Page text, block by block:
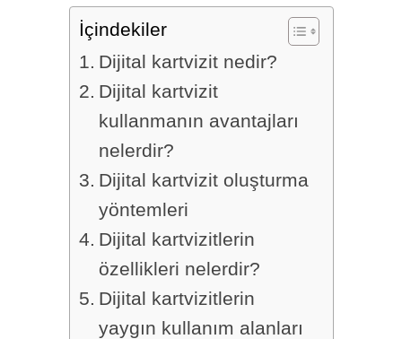
İçindekiler
Dijital kartvizit nedir?
Dijital kartvizit
kullanmanın avantajları
nelerdir?
Dijital kartvizit oluşturma
yöntemleri
Dijital kartvizitlerin
özellikleri nelerdir?
Dijital kartvizitlerin
yaygın kullanım alanları